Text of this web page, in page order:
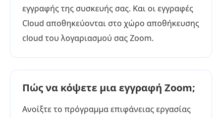
εγγραφής της συσκευής σας. Και οι εγγραφές
Cloud αποθηκεύονται στο χώρο αποθήκευσης
cloud του λογαριασμού σας Zoom.
Πώς να κόψετε μια εγγραφή Zoom;
Ανοίξτε το πρόγραμμα επιφάνειας εργασίας